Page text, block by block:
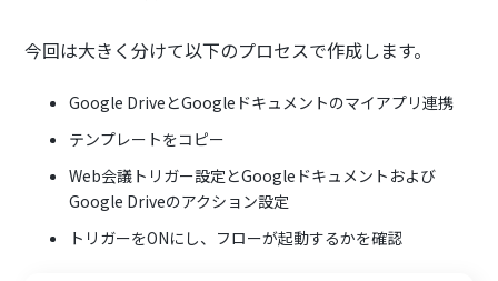
今回は大きく分けて以下のプロセスで作成します。
Google DriveとGoogleドキュメントのマイアプリ連携
テンプレートをコピー
Web会議トリガー設定とGoogleドキュメントおよび
Google Driveのアクション設定
トリガーをONにし、フローが起動するかを確認